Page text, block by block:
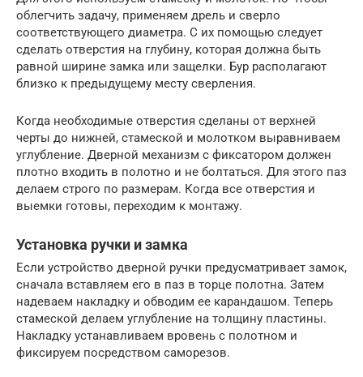
облегчить задачу, применяем дрель и сверло
соответствующего диаметра. С их помощью следует
сделать отверстия на глубину, которая должна быть
равной ширине замка или защелки. Бур располагают
близко к предыдущему месту сверления.
Когда необходимые отверстия сделаны от верхней
черты до нижней, стамеской и молотком выравниваем
углубление. Дверной механизм с фиксатором должен
плотно входить в полотно и не болтаться. Для этого паз
делаем строго по размерам. Когда все отверстия и
выемки готовы, переходим к монтажу.
Установка ручки и замка
Если устройство дверной ручки предусматривает замок,
сначала вставляем его в паз в торце полотна. Затем
надеваем накладку и обводим ее карандашом. Теперь
стамеской делаем углубление на толщину пластины.
Накладку устанавливаем вровень с полотном и
фиксируем посредством саморезов.